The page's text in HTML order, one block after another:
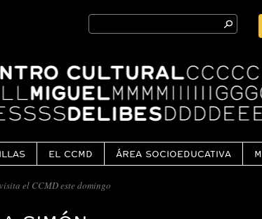
Search
for:
EL CCMD ÁREA SOCIOEDUCATIVA
el CCMD este domingo